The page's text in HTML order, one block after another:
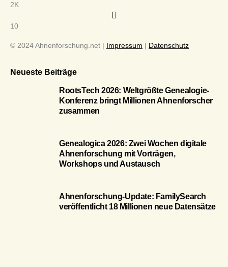
2K
10
© 2024 Ahnenforschung.net | Impressum | Datenschutz
Neueste Beiträge
RootsTech 2026: Weltgrößte Genealogie-
Konferenz bringt Millionen Ahnenforscher
zusammen
Genealogica 2026: Zwei Wochen digitale
Ahnenforschung mit Vorträgen,
Workshops und Austausch
Ahnenforschung-Update: FamilySearch
veröffentlicht 18 Millionen neue Datensätze